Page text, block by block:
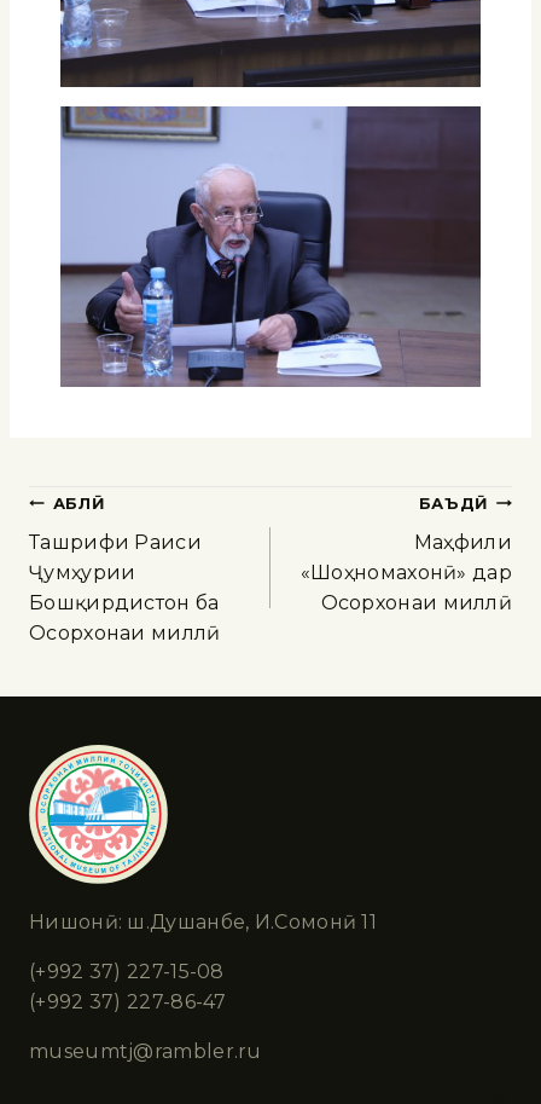
ҚАБЛӢ
Ташрифи Раиси
Ҷумҳурии
Бошқирдистон ба
Осорхонаи миллӣ
БАЪДӢ
Маҳфили
«Шоҳномахонӣ» дар
Осорхонаи миллӣ
Нишонӣ: ш.Душанбе, И.Сомонӣ 11
(+992 37) 227-15-08
(+992 37) 227-86-47
museumtj@rambler.ru